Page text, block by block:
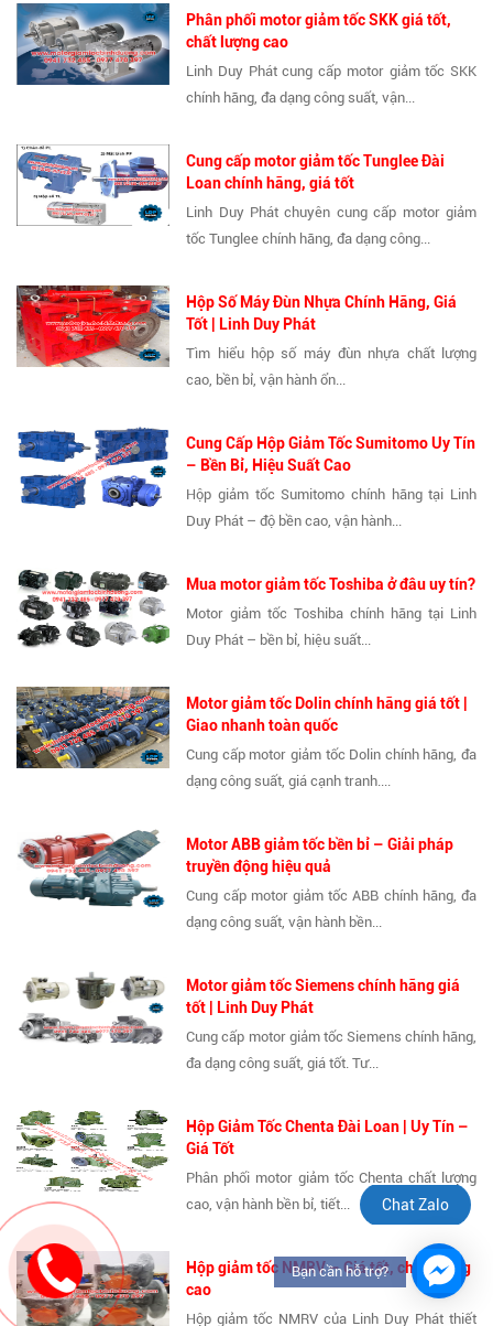
Phân phối motor giảm tốc SKK giá tốt,
chất lượng cao
Linh Duy Phát cung cấp motor giảm tốc SKK
chính hãng, đa dạng công suất, vận...
Cung cấp motor giảm tốc Tunglee Đài
Loan chính hãng, giá tốt
Linh Duy Phát chuyên cung cấp motor giảm
tốc Tunglee chính hãng, đa dạng công...
Hộp Số Máy Đùn Nhựa Chính Hãng, Giá
Tốt | Linh Duy Phát
Tìm hiểu hộp số máy đùn nhựa chất lượng
cao, bền bỉ, vận hành ổn...
Cung Cấp Hộp Giảm Tốc Sumitomo Uy Tín
– Bền Bỉ, Hiệu Suất Cao
Hộp giảm tốc Sumitomo chính hãng tại Linh
Duy Phát – độ bền cao, vận hành...
Mua motor giảm tốc Toshiba ở đâu uy tín?
Motor giảm tốc Toshiba chính hãng tại Linh
Duy Phát – bền bỉ, hiệu suất...
Motor giảm tốc Dolin chính hãng giá tốt |
Giao nhanh toàn quốc
Cung cấp motor giảm tốc Dolin chính hãng, đa
dạng công suất, giá cạnh tranh....
Motor ABB giảm tốc bền bỉ – Giải pháp
truyền động hiệu quả
Cung cấp motor giảm tốc ABB chính hãng, đa
dạng công suất, vận hành bền...
Motor giảm tốc Siemens chính hãng giá
tốt | Linh Duy Phát
Cung cấp motor giảm tốc Siemens chính hãng,
đa dạng công suất, giá tốt. Tư...
Hộp Giảm Tốc Chenta Đài Loan | Uy Tín –
Giá Tốt
Phân phối motor giảm tốc Chenta chất lượng
cao, vận hành bền bỉ, tiết...
Hộp giảm tốc NMRV – Giá tốt, chất lượng
cao
Hộp giảm tốc NMRV của Linh Duy Phát thiết
Chat Zalo
Bạn cần hỗ trợ?